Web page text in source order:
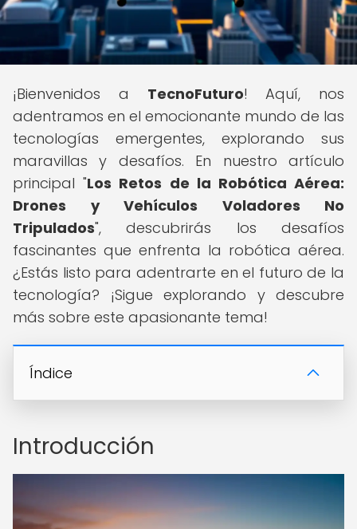
¡Bienvenidos a TecnoFuturo! Aquí, nos
adentramos en el emocionante mundo de las
tecnologías emergentes, explorando sus
maravillas y desafíos. En nuestro artículo
principal "Los Retos de la Robótica Aérea:
Drones y Vehículos Voladores No
Tripulados", descubrirás los desafíos
fascinantes que enfrenta la robótica aérea.
¿Estás listo para adentrarte en el futuro de la
tecnología? ¡Sigue explorando y descubre
más sobre este apasionante tema!
Índice
Introducción